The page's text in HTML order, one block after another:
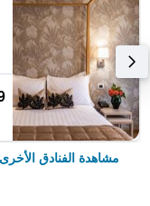
مشاهدة الفنادق